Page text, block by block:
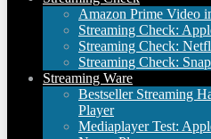
Amazon Prime Video
Streaming Check:
Streaming Check:
Streaming Check:
Streaming Ware
Bestseller Streaming
Player
Mediaplayer Test: